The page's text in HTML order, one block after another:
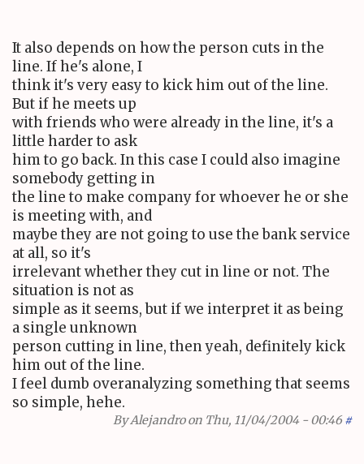
It also depends on how the person cuts in the
line. If he's alone, I
think it's very easy to kick him out of the line.
But if he meets up
with friends who were already in the line, it's a
little harder to ask
him to go back. In this case I could also imagine
somebody getting in
the line to make company for whoever he or she
is meeting with, and
maybe they are not going to use the bank service
at all, so it's
irrelevant whether they cut in line or not. The
situation is not as
simple as it seems, but if we interpret it as being
a single unknown
person cutting in line, then yeah, definitely kick
him out of the line.
I feel dumb overanalyzing something that seems
so simple, hehe.
ByAlejandroon Thu, 11/04/2004 - 00:46 #